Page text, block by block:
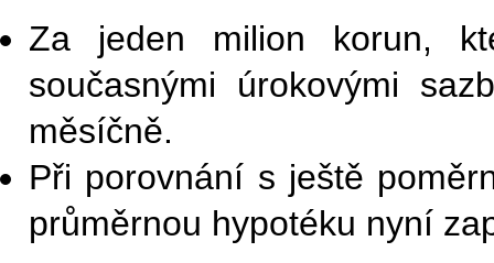
Za jeden milion korun,
současnými úrokovými
měsíčně.
Při porovnání s ještě
průměrnou hypotéku nyní